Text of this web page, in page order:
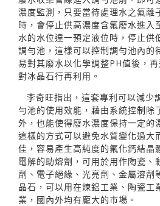
濃度監測，只要當待處理水之氟離
時，會停止供高濃度含氟廢水進入
水的水位達一預定液位時，停止供
調勻池，這樣可以控制調勻池內的
易對其廢水以化學調整PH值後，
對冰晶石行再利用。
李奇旺指出，這套專利可以減少
勻池的使用效能，藉由系統控制除
外，也能使得廢水濃度保持一定的
這樣的方式可以避免水質變化過大
佳，容易產生高純度的氟化鈣結晶
電解的助熔劑，可用於用作陶瓷、
劑、電子絕緣、光亮劑、金屬溶劑
晶石，可以用在煉鋁工業、陶瓷工
業，國內外均有龐大的市場。